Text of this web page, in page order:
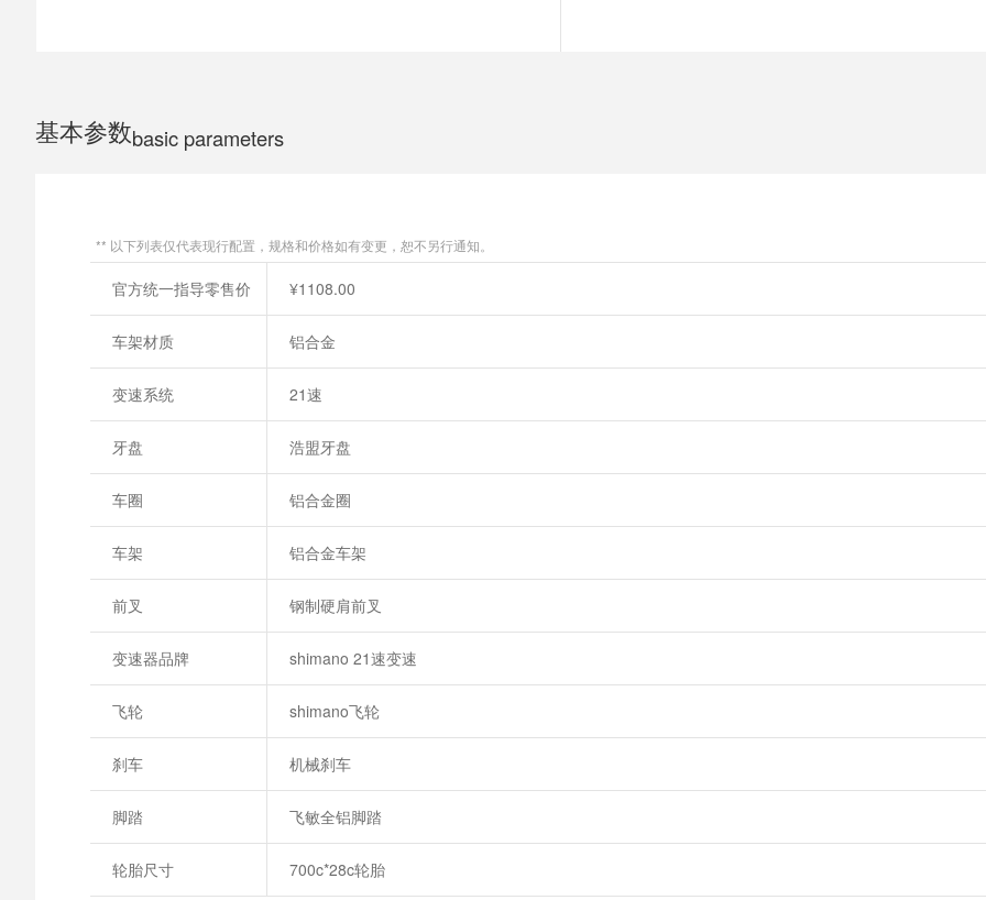
基本参数basic parameters
** 以下列表仅代表现行配置，规格和价格如有变更，恕不另行通知。
官方统一指导零售价 ¥1108.00
车架材质 铝合金
变速系统 21速
牙盘 浩盟牙盘
车圈 铝合金圈
车架 铝合金车架
前叉 钢制硬肩前叉
变速器品牌 shimano 21速变速
飞轮 shimano飞轮
刹车 机械刹车
脚踏 飞敏全铝脚踏
轮胎尺寸 700c*28c轮胎